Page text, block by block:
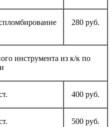
280 руб.
инструмента из к/к по
400 руб.
500 руб.